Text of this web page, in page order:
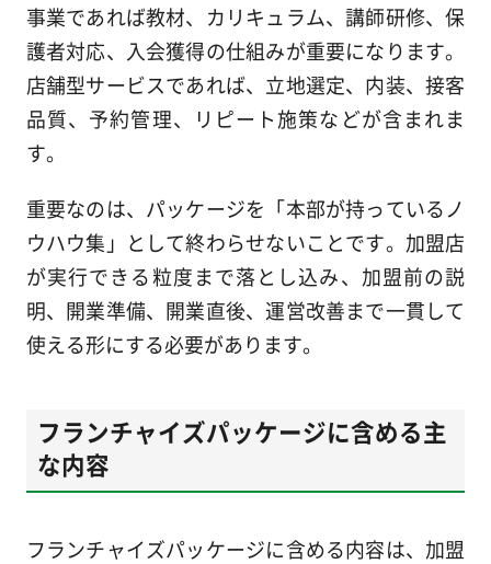
事業であれば教材、カリキュラム、講師研修、保
護者対応、入会獲得の仕組みが重要になります。
店舗型サービスであれば、立地選定、内装、接客
品質、予約管理、リピート施策などが含まれま
す。
重要なのは、パッケージを「本部が持っているノ
ウハウ集」として終わらせないことです。加盟店
が実行できる粒度まで落とし込み、加盟前の説
明、開業準備、開業直後、運営改善まで一貫して
使える形にする必要があります。
フランチャイズパッケージに含める主
な内容
フランチャイズパッケージに含める内容は、加盟